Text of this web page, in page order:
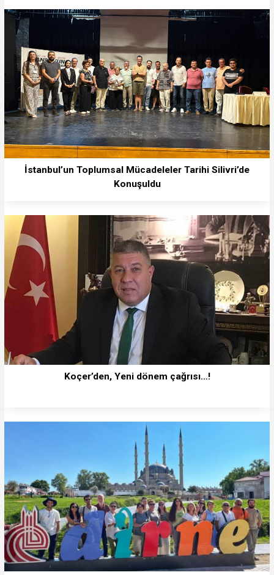
İstanbul’un Toplumsal Mücadeleler Tarihi Silivri’de
Konuşuldu
Koçer’den, Yeni dönem çağrısı…!